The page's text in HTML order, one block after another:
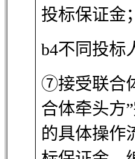
投标保证金；
b4不同投标
⑦接受联合
合体牵头方
的具体操作